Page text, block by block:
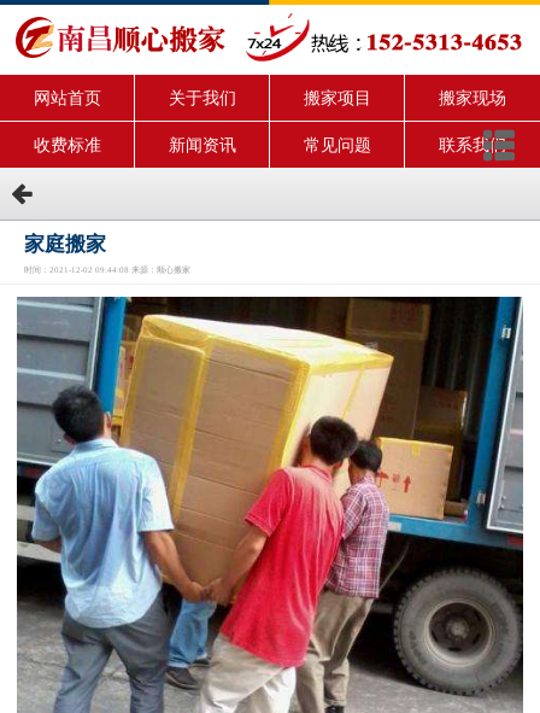
网站首页 关于我们 搬家项目 搬家现场
收费标准 新闻资讯 常见问题 联系我们
家庭搬家
时间：2021-12-02 09:44:08 来源：顺心搬家